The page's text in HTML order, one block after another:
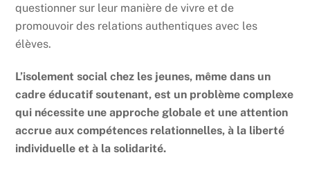
questionner sur leur manière de vivre et de
promouvoir des relations authentiques avec les
élèves.
L’isolement social chez les jeunes, même dans un
cadre éducatif soutenant, est un problème complexe
qui nécessite une approche globale et une attention
accrue aux compétences relationnelles, à la liberté
individuelle et à la solidarité.